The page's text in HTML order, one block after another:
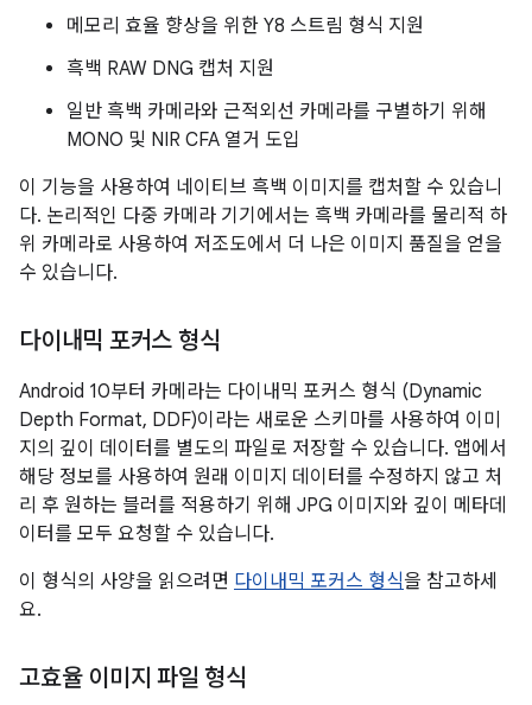
메모리 효율 향상을 위한 Y8 스트림 형식 지원
흑백 RAW DNG 캡처 지원
일반 흑백 카메라와 근적외선 카메라를 구별하기 위해
MONO 및 NIR CFA 열거 도입
이 기능을 사용하여 네이티브 흑백 이미지를 캡처할 수 있습니
다. 논리적인 다중 카메라 기기에서는 흑백 카메라를 물리적 하
위 카메라로 사용하여 저조도에서 더 나은 이미지 품질을 얻을
수 있습니다.
다이내믹 포커스 형식
Android 10부터 카메라는 다이내믹 포커스 형식 (Dynamic
Depth Format, DDF)이라는 새로운 스키마를 사용하여 이미
지의 깊이 데이터를 별도의 파일로 저장할 수 있습니다. 앱에서
해당 정보를 사용하여 원래 이미지 데이터를 수정하지 않고 처
리 후 원하는 블러를 적용하기 위해 JPG 이미지와 깊이 메타데
이터를 모두 요청할 수 있습니다.
이 형식의 사양을 읽으려면 다이내믹 포커스 형식을 참고하세
요.
고효율 이미지 파일 형식